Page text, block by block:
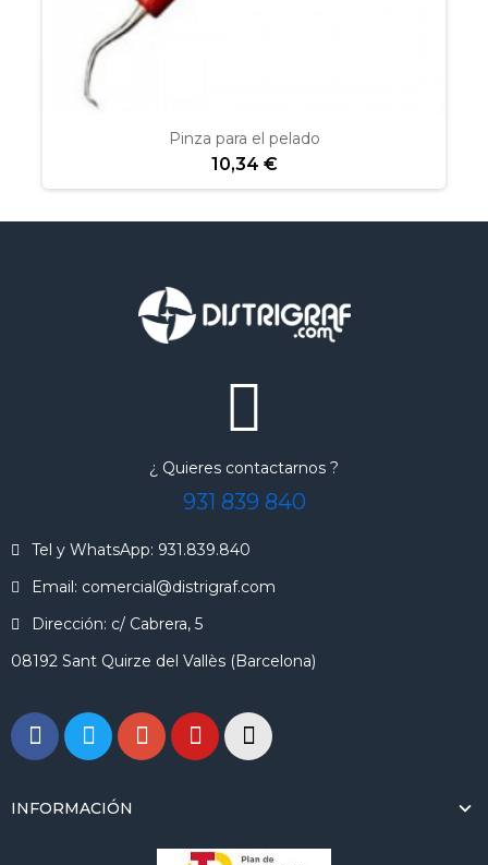
Pinza para el pelado
10,34 €
¿ Quieres contactarnos ?
931 839 840
Tel y WhatsApp: 931.839.840
Email: comercial@distrigraf.com
Dirección: c/ Cabrera, 5
08192 Sant Quirze del Vallès (Barcelona)
INFORMACIÓN